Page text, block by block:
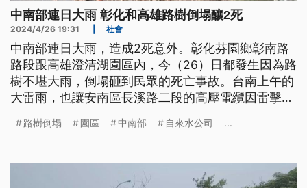
中南部連日大雨 彰化和高雄路樹倒塌釀2死
2024/4/26 19:31 社會
中南部連日大雨，造成2死意外。彰化芬園鄉彰南路
路段跟高雄澄清湖園區內，今（26）日都發生因為路
樹不堪大雨，倒塌砸到民眾的死亡事故。台南上午的
大雷雨，也讓安南區長溪路二段的高壓電纜因雷擊斷
完畢。
路樹倒塌 園區 中南部 自來水公司 ...